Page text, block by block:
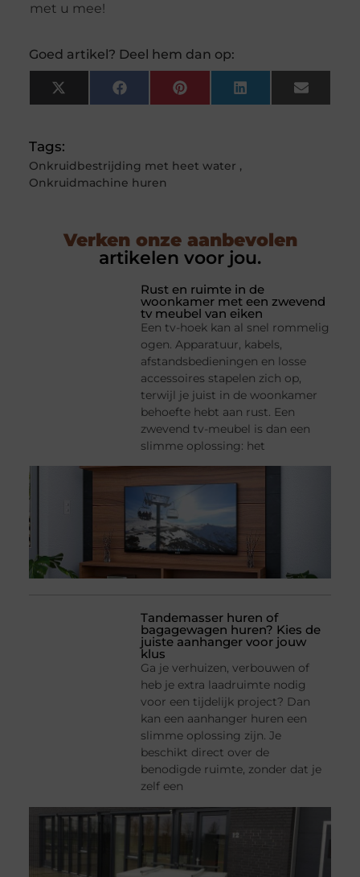
met u mee!
Goed artikel? Deel hem dan op:
X
(Twitter)
FacebookPinterestLinkedInEmail
Tags:
Onkruidbestrijding met heet water ,
Onkruidmachine huren
Verken onze aanbevolen
artikelen voor jou.
Rust en ruimte in de
woonkamer met een zwevend
tv meubel van eiken
Een tv-hoek kan al snel rommelig
ogen. Apparatuur, kabels,
afstandsbedieningen en losse
accessoires stapelen zich op,
terwijl je juist in de woonkamer
behoefte hebt aan rust. Een
zwevend tv-meubel is dan een
slimme oplossing: het
Tandemasser huren of
bagagewagen huren? Kies de
juiste aanhanger voor jouw
klus
Ga je verhuizen, verbouwen of
heb je extra laadruimte nodig
voor een tijdelijk project? Dan
kan een aanhanger huren een
slimme oplossing zijn. Je
beschikt direct over de
benodigde ruimte, zonder dat je
zelf een